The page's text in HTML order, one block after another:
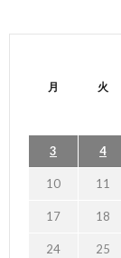
月 火
3 4
10 11
17 18
24 25